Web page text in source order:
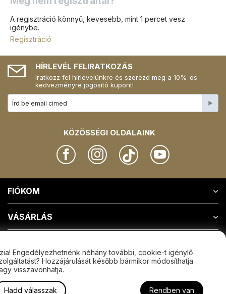
A regisztráció könnyű, kevesebb, mint 1 percet vesz
igénybe.
Regisztráció
HÍRLEVÉL FELIRATKOZÁS
Iratkozz fel hírlevelünkre és szerezd meg a 10%-os
kedvezményre jogosító kupont!
KÖZÖSSÉGI OLDALAINK
FIÓKOM
VÁSÁRLÁS
KAPCSOLAT
© 2009 - 2026 MediaDot Kft.
Engedélyezhetnénk néhány további, cookie-t igénylő
Hozzájárulását később bármikor módosíthatja
visszavonhatja.
Hadd válasszak Rendben van